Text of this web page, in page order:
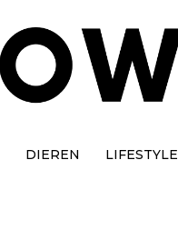
DIEREN LIFESTYLE